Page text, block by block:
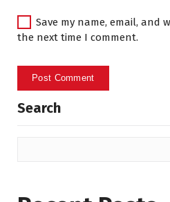
Save my name, email, and
the next time I comment.
Search